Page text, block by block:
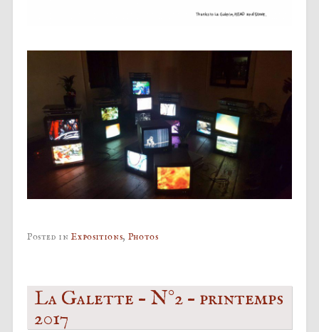
Posted inExpositions, Photos
La Galette – N°2 – printemps
2017